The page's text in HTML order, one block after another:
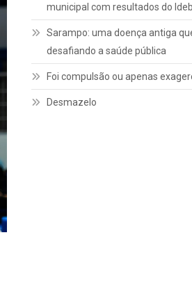
municipal com resultados do
Sarampo: uma doença antiga
desafiando a saúde pública
Foi compulsão ou apenas
Desmazelo